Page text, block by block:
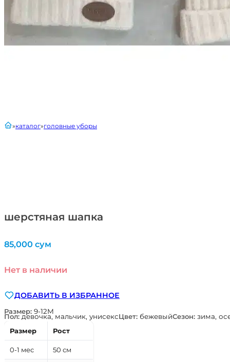
шерстяная шапка
главнаякаталог головные уборы
85,000 сум
Нет в наличии
ДОБАВИТЬ В ИЗБРАННОЕ
Размер: 9-12М
Пол:девочка, мальчик, унисексЦвет: бежевыйСезон: зима,
Размер
Рост
0-1 мес 50 см